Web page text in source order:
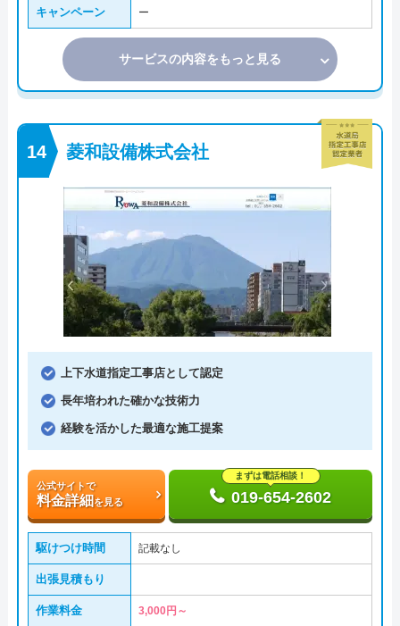
キャンペーン ー
サービスの内容をもっと見る
菱和設備株式会社
上下水道指定工事店として認定
長年培われた確かな技術力
経験を活かした最適な施工提案
公式サイトで
料金詳細を見る
まずは電話相談！
019-654-2602
駆けつけ時間 記載なし
出張見積もり
作業料金 3,000円～